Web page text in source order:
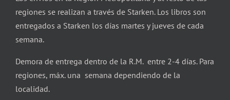
regiones se realizan a través de Starken. Los libros son
entregados a Starken los días martes y jueves de cada
semana.
Demora de entrega dentro de la R.M. entre 2-4 días. Para
regiones, máx. una semana dependiendo de la
localidad.